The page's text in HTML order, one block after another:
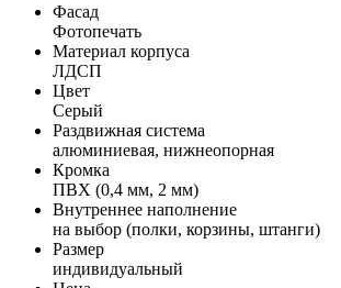
Фасад
Фотопечать
Материал корпуса
ЛДСП
Цвет
Серый
Раздвижная система
алюминиевая, нижнеопорная
Кромка
ПВХ (0,4 мм, 2 мм)
Внутреннее наполнение
на выбор (полки, корзины, штанги)
Размер
индивидуальный